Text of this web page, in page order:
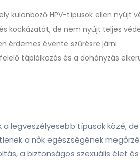
különböző HPV-típusok ellen nyújt
kockázatát, de nem nyújt teljes
érdemes évente szűrésre járni.
táplálkozás és a dohányzás
legveszélyesebb típusok közé,
a nők egészségének
a biztonságos szexuális élet